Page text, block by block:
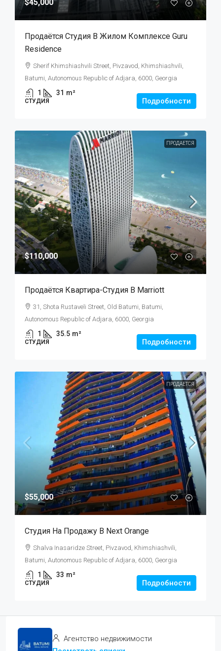
$45,000
Продаётся Студия В Жилом Комплексе Guru
Residence
Sherif Khimshiashvili Street, Pivzavod, Khimshiashvili,
Batumi, Autonomous Republic of Adjara, 6000, Georgia
1 31 m²
СТУДИЯ Подробности
ПРОДАЕТСЯ
$110,000
Продаётся Квартира-Студия В Marriott
31, Shota Rustaveli Street, Old Batumi, Batumi,
Autonomous Republic of Adjara, 6000, Georgia
1 35.5 m²
СТУДИЯ Подробности
ПРОДАЕТСЯ
$55,000
Студия На Продажу В Next Orange
Shalva Inasaridze Street, Pivzavod, Khimshiashvili,
Batumi, Autonomous Republic of Adjara, 6000, Georgia
1 33 m²
СТУДИЯ Подробности
Агентство недвижимости